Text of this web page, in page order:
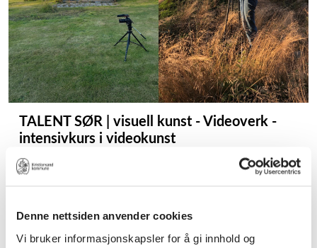
Denne nettsiden anvender cookies
Vi bruker informasjonskapsler for å gi innhold og
TALENT SØR | visuell kunst - Videoverk -
intensivkurs i videokunst
31. januar, 1. februar og 7. februar.